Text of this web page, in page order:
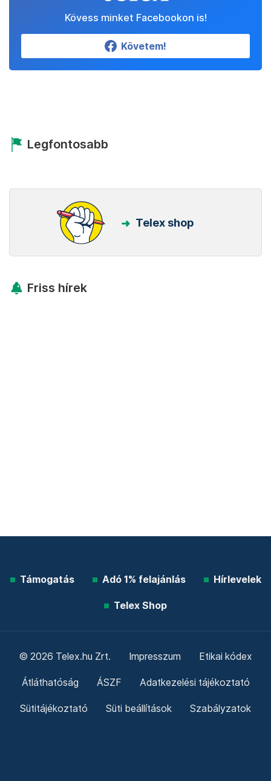
Kövess minket Facebookon is!
Követem!
Legfontosabb
Telex shop
Friss hírek
Támogatás Adó 1% felajánlás Hírlevelek
Telex Shop
© 2026 Telex.hu Zrt. Impresszum Etikai kódex
Átláthatóság ÁSZF Adatkezelési tájékoztató
Sütitájékoztató Süti beállítások Szabályzatok